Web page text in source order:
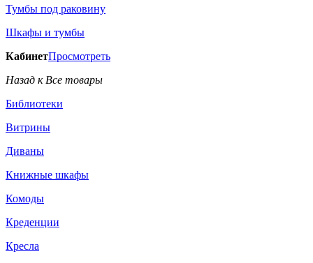
Тумбы под раковину
Шкафы и тумбы
КабинетПросмотреть
Назад к Все товары
Библиотеки
Витрины
Диваны
Книжные шкафы
Комоды
Креденции
Кресла